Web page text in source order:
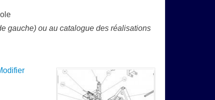
gauche) ou au catalogue des réalisations